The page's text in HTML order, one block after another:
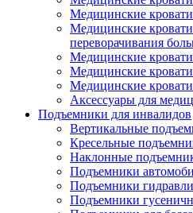
Медицинские
Медицинские
переворачивания
Медицинские
Медицинские
Медицинские
Аксессуары для
Подъемники для инвалидов
Вертикальные
Кресельные
Наклонные
Подъемники
Подъемники
Подъемники